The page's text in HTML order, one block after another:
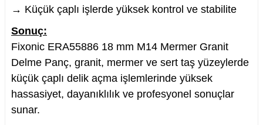
→ Küçük çaplı işlerde yüksek kontrol ve stabilite
Sonuç:
Fixonic ERA55886 18 mm M14 Mermer Granit
Delme Panç, granit, mermer ve sert taş yüzeylerde
küçük çaplı delik açma işlemlerinde yüksek
hassasiyet, dayanıklılık ve profesyonel sonuçlar
sunar.